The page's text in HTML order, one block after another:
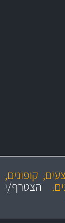
קופונים,
הצטרף/י